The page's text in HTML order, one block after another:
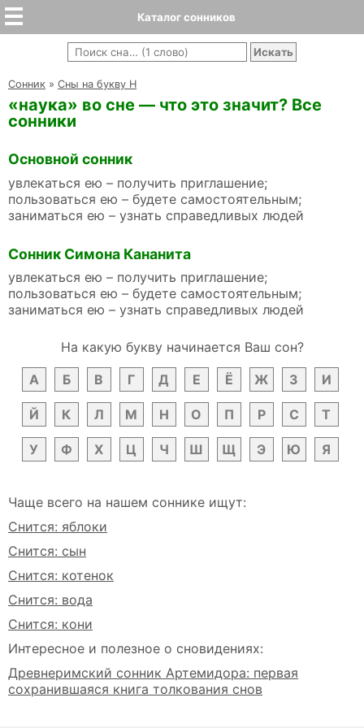
Каталог сонников
Cонник » Сны на букву Н
«наука» во сне — что это значит? Все
сонники
Основной сонник
увлекаться ею – получить приглашение;
пользоваться ею – будете самостоятельным;
заниматься ею – узнать справедливых людей
Сонник Симона Кананита
увлекаться ею – получить приглашение;
пользоваться ею – будете самостоятельным;
заниматься ею – узнать справедливых людей
На какую букву начинается Ваш сон?
А
Б В Г Д Е Ё Ж З И
Й К Л М Н О П Р С Т
У Ф Х Ц Ч Ш Щ Э Ю Я
Чаще всего на нашем соннике ищут:
Снится: яблоки
Снится: сын
Снится: котенок
Снится: вода
Снится: кони
Интересное и полезное о сновидениях:
Древнеримский сонник Артемидора: первая
сохранившаяся книга толкования снов